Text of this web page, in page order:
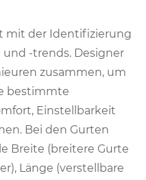
mit der Identifizierung
-trends. Designer
zusammen, um
bestimmte
Einstellbarkeit
Bei den Gurten
Breite (breitere Gurte
Länge (verstellbare